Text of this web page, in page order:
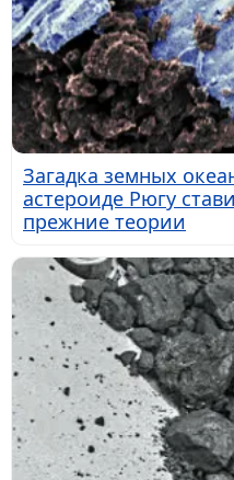
Загадка земных
астероиде Рюгу
прежние теории